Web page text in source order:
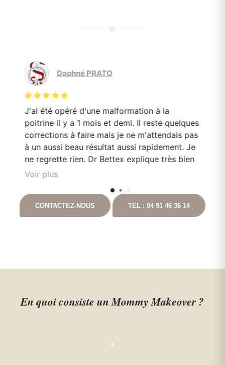
Daphné PRATO
J'ai été opéré d'une malformation à la
poitrine il y a 1 mois et demi. Il reste quelques
corrections à faire mais je ne m'attendais pas
à un aussi beau résultat aussi rapidement. Je
ne regrette rien. Dr Bettex explique très bien
son rôle dans. la. prise en soin et est très à
en cas que questionnement. Ayant pour
projet de continuer les chirurgies correctrices
avec lui suite à un gros amaigrissement, je ne
Voir plus
CONTACTEZ-NOUS TEL : 04 91 46 36 14
En quoi consiste un Mommy Makeover ?